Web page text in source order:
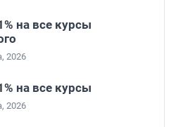
на все курсы
2026
на все курсы
2026